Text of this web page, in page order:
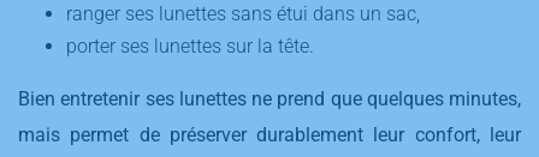
ranger ses lunettes sans étui dans un sac,
porter ses lunettes sur la tête.
Bien entretenir ses lunettes ne prend que quelques minutes,
mais permet de préserver durablement leur confort, leur